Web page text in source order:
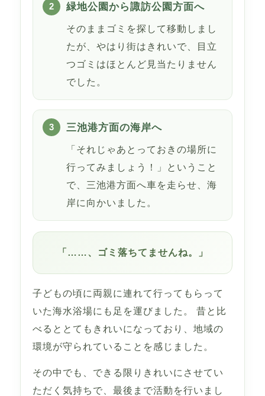
緑地公園から諏訪公園方面へ
そのままゴミを探して移動しまし
たが、やはり街はきれいで、目立
つゴミはほとんど見当たりません
でした。
三池港方面の海岸へ
「それじゃあとっておきの場所に
行ってみましょう！」ということ
で、三池港方面へ車を走らせ、海
岸に向かいました。
「……、ゴミ落ちてませんね。」
子どもの頃に両親に連れて行ってもらって
いた海水浴場にも足を運びました。 昔と比
べるととてもきれいになっており、地域の
環境が守られていることを感じました。
その中でも、できる限りきれいにさせてい
ただく気持ちで、最後まで活動を行いまし